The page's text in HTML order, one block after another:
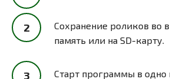
Сохранение роликов во
память или на SD-карту.
Старт программы в одно